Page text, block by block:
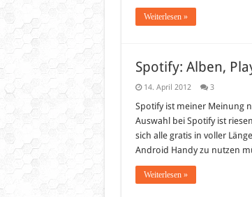
Weiterlesen »
Spotify: Alben,
14. April 2012 3
Spotify ist meiner Meinung
Auswahl bei Spotify ist
sich alle gratis in voller
Android Handy zu nutzen
Weiterlesen »